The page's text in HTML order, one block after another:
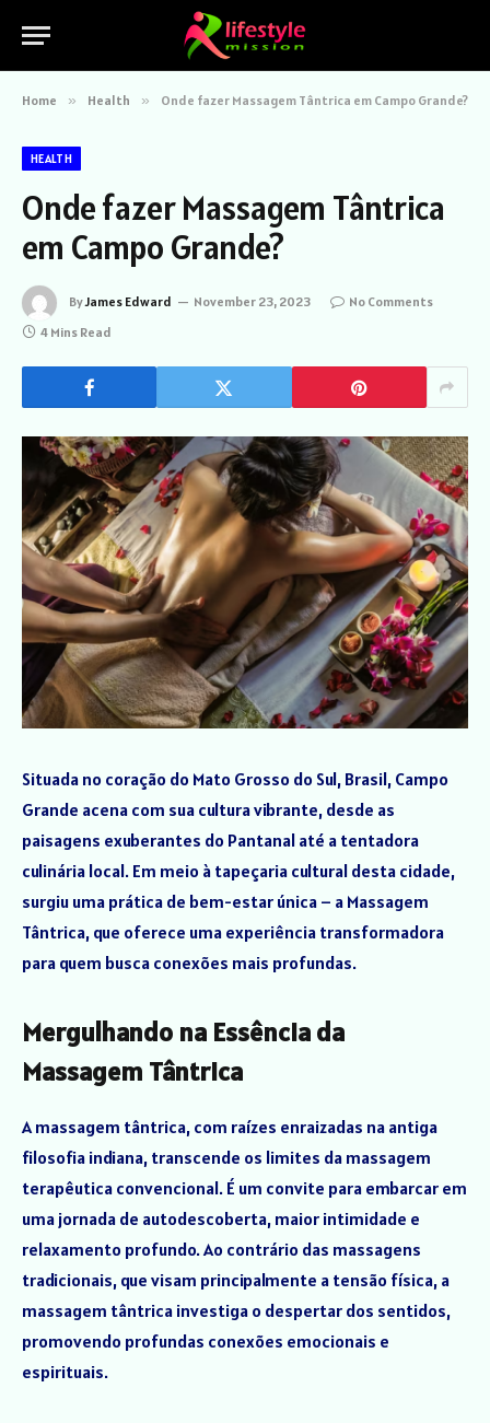
Home » Health » Onde fazer Massagem Tântrica em Campo Grande?
HEALTH
Onde fazer Massagem Tântrica
em Campo Grande?
ByJames Edward November 23, 2023
No Comments
4 Mins Read
Situada no coração do Mato Grosso do Sul, Brasil, Campo
Grande acena com sua cultura vibrante, desde as
paisagens exuberantes do Pantanal até a tentadora
culinária local. Em meio à tapeçaria cultural desta cidade,
surgiu uma prática de bem-estar única – a Massagem
Tântrica, que oferece uma experiência transformadora
para quem busca conexões mais profundas.
Mergulhando na Essência da
Massagem Tântrica
A massagem tântrica, com raízes enraizadas na antiga
filosofia indiana, transcende os limites da massagem
terapêutica convencional. É um convite para embarcar em
uma jornada de autodescoberta, maior intimidade e
relaxamento profundo. Ao contrário das massagens
tradicionais, que visam principalmente a tensão física, a
massagem tântrica investiga o despertar dos sentidos,
promovendo profundas conexões emocionais e
espirituais.